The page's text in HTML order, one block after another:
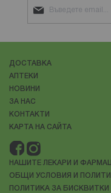
ДОСТАВКА
АПТЕКИ
НОВИНИ
ЗА НАС
КОНТАКТИ
КАРТА НА САЙТА
НАШИТЕ ЛЕКАРИ И
ОБЩИ УСЛОВИЯ И
ПОЛИТИКА ЗА БИСКВИТКИ